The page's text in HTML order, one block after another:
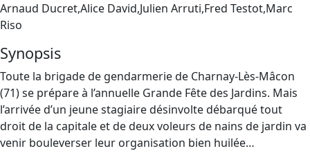
Arnaud Ducret,Alice David,Julien Arruti,Fred Testot,Marc
Riso
Synopsis
Toute la brigade de gendarmerie de Charnay-Lès-Mâcon
(71) se prépare à l’annuelle Grande Fête des Jardins. Mais
l’arrivée d’un jeune stagiaire désinvolte débarqué tout
droit de la capitale et de deux voleurs de nains de jardin va
venir bouleverser leur organisation bien huilée…